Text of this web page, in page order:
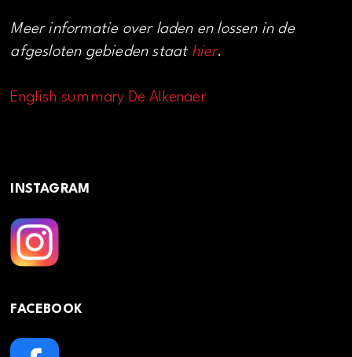
Meer informatie over laden en lossen in de
afgesloten gebieden staat hier.
English summary De Alkenaer
INSTAGRAM
FACEBOOK